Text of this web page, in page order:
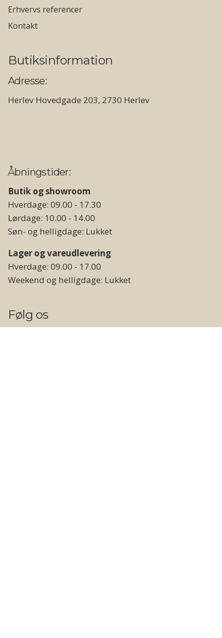
Erhvervs referencer
Kontakt
Butiksinformation
Adresse:
Herlev Hovedgade 203, 2730 Herlev
Åbningstider:
Butik og showroom
Hverdage: 09.00 - 17.30
Lørdage: 10.00 - 14.00
Søn- og helligdage: Lukket
Lager og vareudlevering
Hverdage: 09.00 - 17.00
Weekend og helligdage: Lukket
Følg os